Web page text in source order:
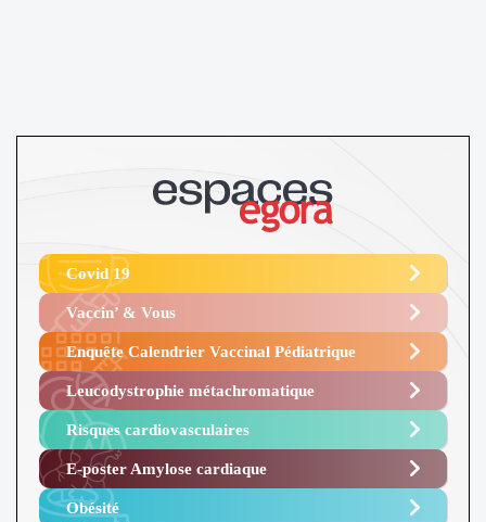
Covid 19
Vaccin’ & Vous
Enquête Calendrier Vaccinal Pédiatrique
Leucodystrophie métachromatique
Risques cardiovasculaires
E-poster Amylose cardiaque ​
Obésité ​